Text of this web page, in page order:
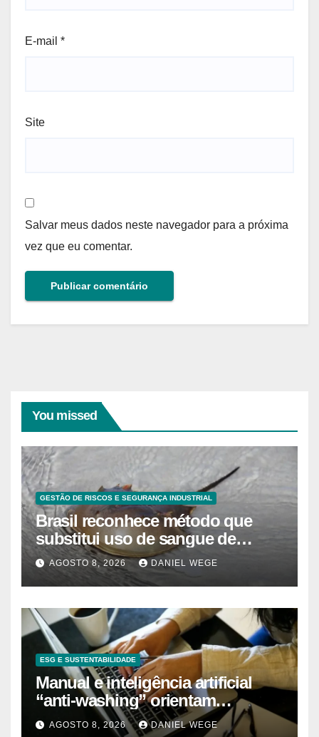
E-mail *
Site
Salvar meus dados neste navegador para a próxima
vez que eu comentar.
You missed
GESTÃO DE RISCOS E SEGURANÇA INDUSTRIAL
Brasil reconhece método que
substitui uso de sangue de
caranguejo-ferradura em testes
farmacêuticos
AGOSTO 8, 2026 DANIEL WEGE
ESG E SUSTENTABILIDADE
Manual e inteligência artificial
“anti-washing” orientam
empresas
AGOSTO 8, 2026 DANIEL WEGE